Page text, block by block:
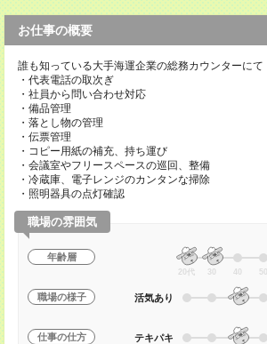
お仕事の概要
誰も知っている大手海運企業の総務カウンターにて
・代表電話の取次ぎ
・社員から問い合わせ対応
・備品管理
・落とし物の管理
・伝票管理
・コピー用紙の補充、持ち運び
・会議室やフリースペースの巡回、整備
・冷蔵庫、電子レンジのカンタンな掃除
・照明器具の点灯確認
職場の雰囲気
年齢層
20代 30 40 50
職場の様子 活気あり
仕事の仕方 テキパキ